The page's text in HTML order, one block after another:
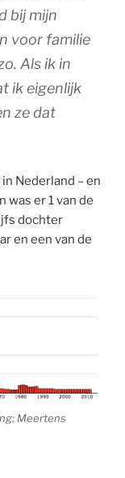
bij mijn
voor familie
Als ik in
ik eigenlijk
ze dat
Nederland – en
was er 1 van de
dochter
en een van de
Meertens